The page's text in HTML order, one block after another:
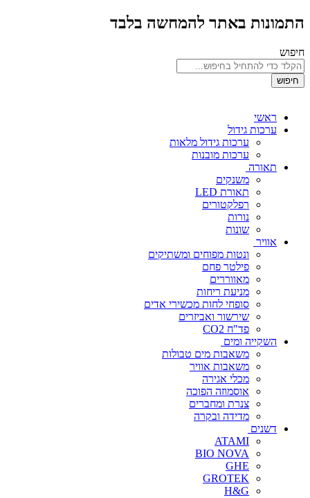
התמונות באתר להמחשה בלבד
חיפוש
חיפוש
ראשי
ערכות גידול
ערכות גידול מלאות
ערכות מובנות
תאורה
משנקים
תאורת LED
רפלקטורים
נורות
שונות
אוויר
ונטות מפוחים ומשתיקים
פילטר פחם
מאווררים
מניעת ריחות
סופחי לחות מכשירי אדים
שירשור ואביזרים
פד"ח CO2
השקייה ומים
משאבות מים טבולות
משאבות אוויר
מכלי אגירה
אוסמוזה הפוכה
צנרת ומחברים
מדידה ובקרה
דשנים
ATAMI
BIO NOVA
GHE
GROTEK
H&G